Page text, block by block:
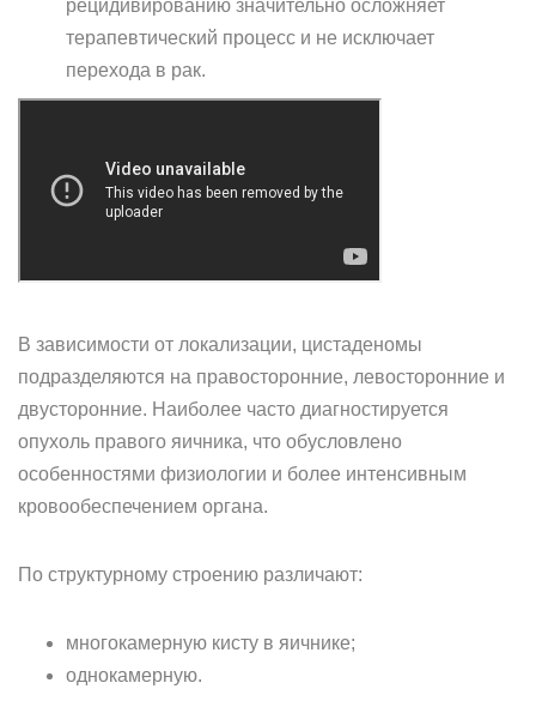
рецидивированию значительно осложняет
терапевтический процесс и не исключает
перехода в рак.
В зависимости от локализации, цистаденомы
подразделяются на правосторонние, левосторонние и
двусторонние. Наиболее часто диагностируется
опухоль правого яичника, что обусловлено
особенностями физиологии и более интенсивным
кровообеспечением органа.
По структурному строению различают:
многокамерную кисту в яичнике;
однокамерную.